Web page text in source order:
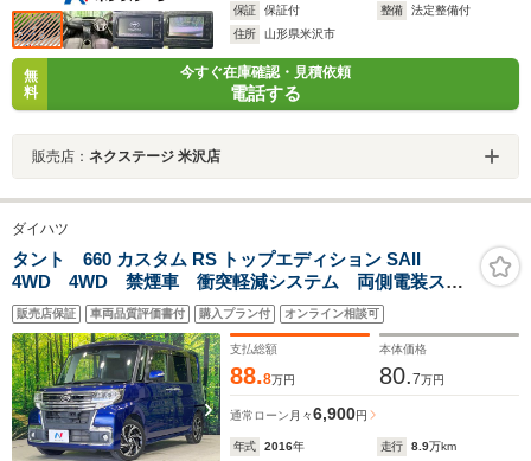
保証
保証付 整備
法定整備付
住所
山形県米沢市
無
料
今すぐ在庫確認・見積依頼
電話する
販売店： ネクステージ 米沢店
ダイハツ
タント 660 カスタム RS トップエディション SAII
4WD 4WD 禁煙車 衝突軽減システム 両側電装スラ
イドドア バックカメラ 7インチナビ ロールサンシェ
ード スマートキー LEDヘッドライト Bluetooth再生
販売店保証 車両品質評価書付 購入プラン付 オンライン相談可
支払総額
88.8万円
本体価格
80.7万円
通常ローン 月々6,900円
年式 2016年 走行 8.9万km